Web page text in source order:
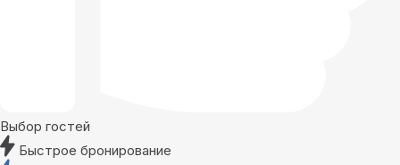
Выбор гостей
Быстрое бронирование